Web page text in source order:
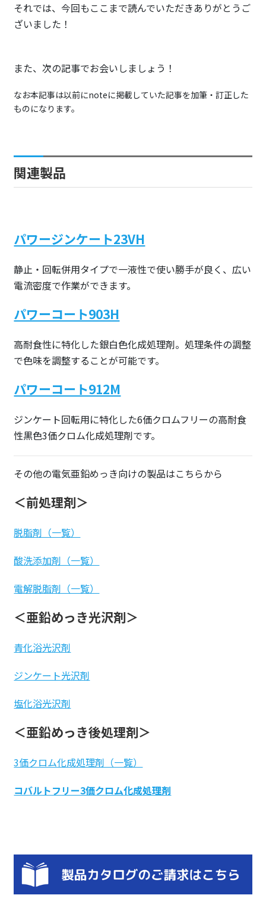
それでは、今回もここまで読んでいただきありがとうご
ざいました！
また、次の記事でお会いしましょう！
なお本記事は以前にnoteに掲載していた記事を加筆・訂正した
ものになります。
関連製品
パワージンケート23VH
静止・回転併用タイプで一液性で使い勝手が良く、広い
電流密度で作業ができます。
パワーコート903H
高耐食性に特化した銀白色化成処理剤。処理条件の調整
で色味を調整することが可能です。
パワーコート912M
ジンケート回転用に特化した6価クロムフリーの高耐食
性黒色3価クロム化成処理剤です。
その他の電気亜鉛めっき向けの製品はこちらから
＜前処理剤＞
脱脂剤（一覧）
酸洗添加剤（一覧）
電解脱脂剤（一覧）
＜亜鉛めっき光沢剤＞
青化浴光沢剤
ジンケート光沢剤
塩化浴光沢剤
＜亜鉛めっき後処理剤＞
3価クロム化成処理剤（一覧）
コバルトフリー3価クロム化成処理剤